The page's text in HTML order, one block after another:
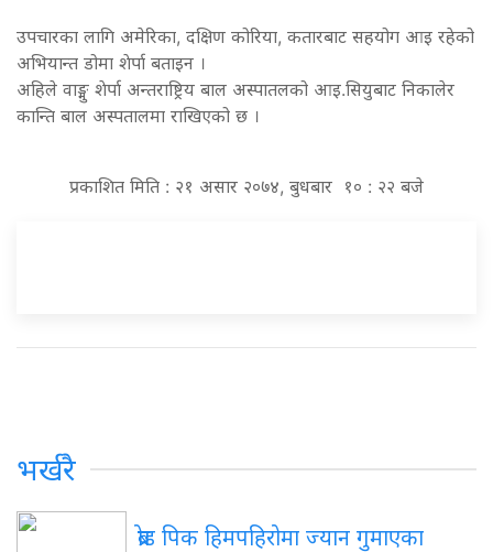
उपचारका लागि अमेरिका, दक्षिण कोरिया, कतारबाट सहयोग आइ रहेको
अभियान्त डोमा शेर्पा बताइन ।
अहिले वाङ्मु शेर्पा अन्तराष्ट्रिय बाल अस्पातलको आइ.सियुबाट निकालेर
कान्ति बाल अस्पतालमा राखिएको छ ।
प्रकाशित मिति : २१ असार २०७४, बुधबार १० : २२ बजे
भर्खरै
ब्रोड पिक हिमपहिरोमा ज्यान गुमाएका